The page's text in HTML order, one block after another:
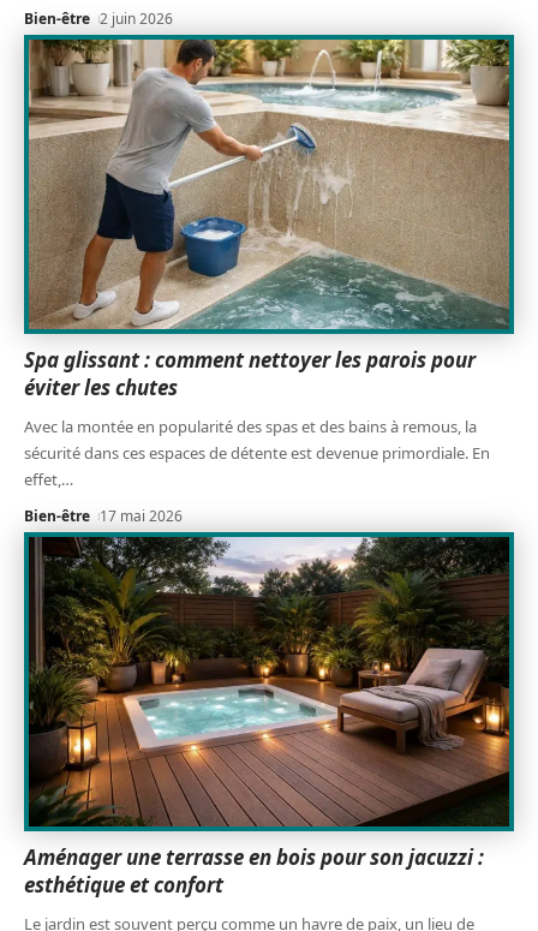
Bien-être 2 juin 2026
Spa glissant : comment nettoyer les parois pour
éviter les chutes
Avec la montée en popularité des spas et des bains à remous, la
sécurité dans ces espaces de détente est devenue primordiale. En
effet,…
Bien-être 17 mai 2026
Aménager une terrasse en bois pour son jacuzzi :
esthétique et confort
Le jardin est souvent perçu comme un havre de paix, un lieu de